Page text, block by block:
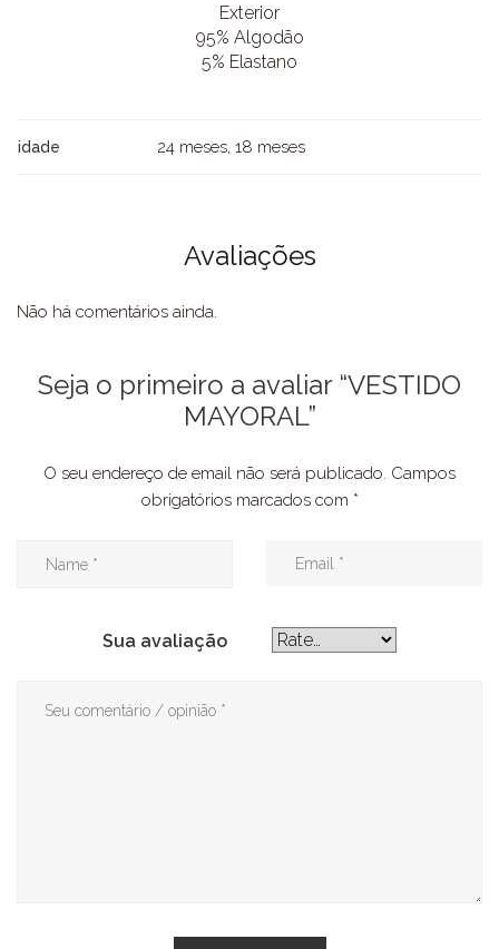
Exterior
95% Algodão
5% Elastano
idade 24 meses, 18 meses
Avaliações
Não há comentários ainda.
Seja o primeiro a avaliar “VESTIDO
MAYORAL”
O seu endereço de email não será publicado. Campos
obrigatórios marcados com *
Sua avaliação